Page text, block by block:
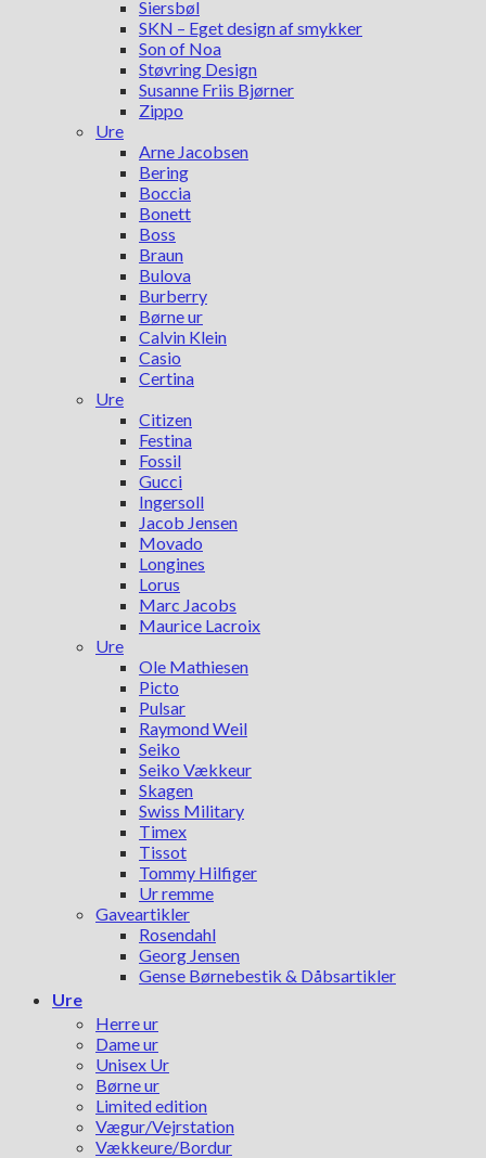
Siersbøl
SKN – Eget design af smykker
Son of Noa
Støvring Design
Susanne Friis Bjørner
Zippo
Ure
Arne Jacobsen
Bering
Boccia
Bonett
Boss
Braun
Bulova
Burberry
Børne ur
Calvin Klein
Casio
Certina
Ure
Citizen
Festina
Fossil
Gucci
Ingersoll
Jacob Jensen
Movado
Longines
Lorus
Marc Jacobs
Maurice Lacroix
Ure
Ole Mathiesen
Picto
Pulsar
Raymond Weil
Seiko
Seiko Vækkeur
Skagen
Swiss Military
Timex
Tissot
Tommy Hilfiger
Ur remme
Gaveartikler
Rosendahl
Georg Jensen
Gense Børnebestik & Dåbsartikler
Ure
Herre ur
Dame ur
Unisex Ur
Børne ur
Limited edition
Vægur/Vejrstation
Vækkeure/Bordur